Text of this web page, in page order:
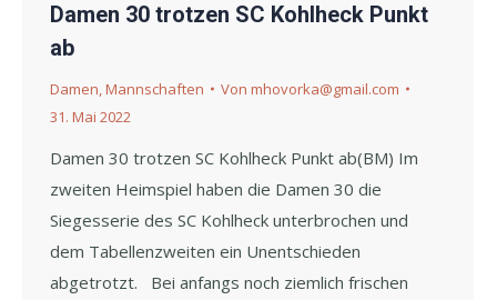
Damen 30 trotzen SC Kohlheck Punkt
ab
Damen Mannschaften Von mhovorka@gmail.com
31. Mai 2022
Damen 30 trotzen SC Kohlheck Punkt ab(BM) Im
zweiten Heimspiel haben die Damen 30 die
Siegesserie des SC Kohlheck unterbrochen und
dem Tabellenzweiten ein Unentschieden
abgetrotzt. Bei anfangs noch ziemlich frischen